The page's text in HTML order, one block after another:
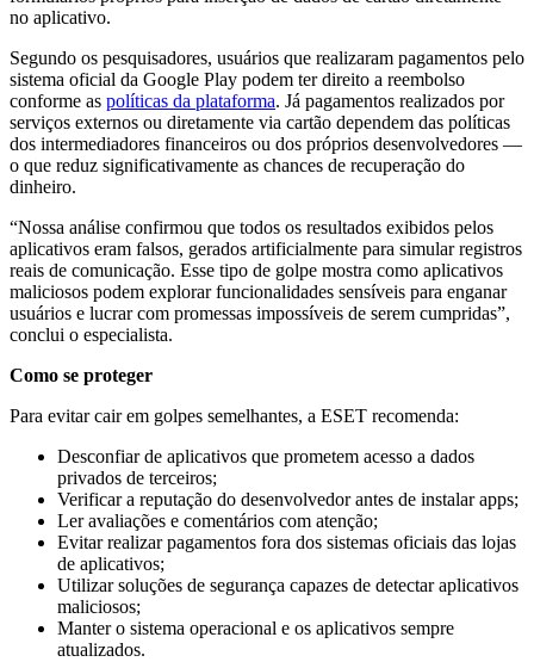
no aplicativo.
Segundo os pesquisadores, usuários que realizaram pagamentos pelo
sistema oficial da Google Play podem ter direito a reembolso
conforme as políticas da plataforma. Já pagamentos realizados por
serviços externos ou diretamente via cartão dependem das políticas
dos intermediadores financeiros ou dos próprios desenvolvedores —
o que reduz significativamente as chances de recuperação do
dinheiro.
“Nossa análise confirmou que todos os resultados exibidos pelos
aplicativos eram falsos, gerados artificialmente para simular registros
reais de comunicação. Esse tipo de golpe mostra como aplicativos
maliciosos podem explorar funcionalidades sensíveis para enganar
usuários e lucrar com promessas impossíveis de serem cumpridas”,
conclui o especialista.
Como se proteger
Para evitar cair em golpes semelhantes, a ESET recomenda:
Desconfiar de aplicativos que prometem acesso a dados
privados de terceiros;
Verificar a reputação do desenvolvedor antes de instalar apps;
Ler avaliações e comentários com atenção;
Evitar realizar pagamentos fora dos sistemas oficiais das lojas
de aplicativos;
Utilizar soluções de segurança capazes de detectar aplicativos
maliciosos;
Manter o sistema operacional e os aplicativos sempre
atualizados.